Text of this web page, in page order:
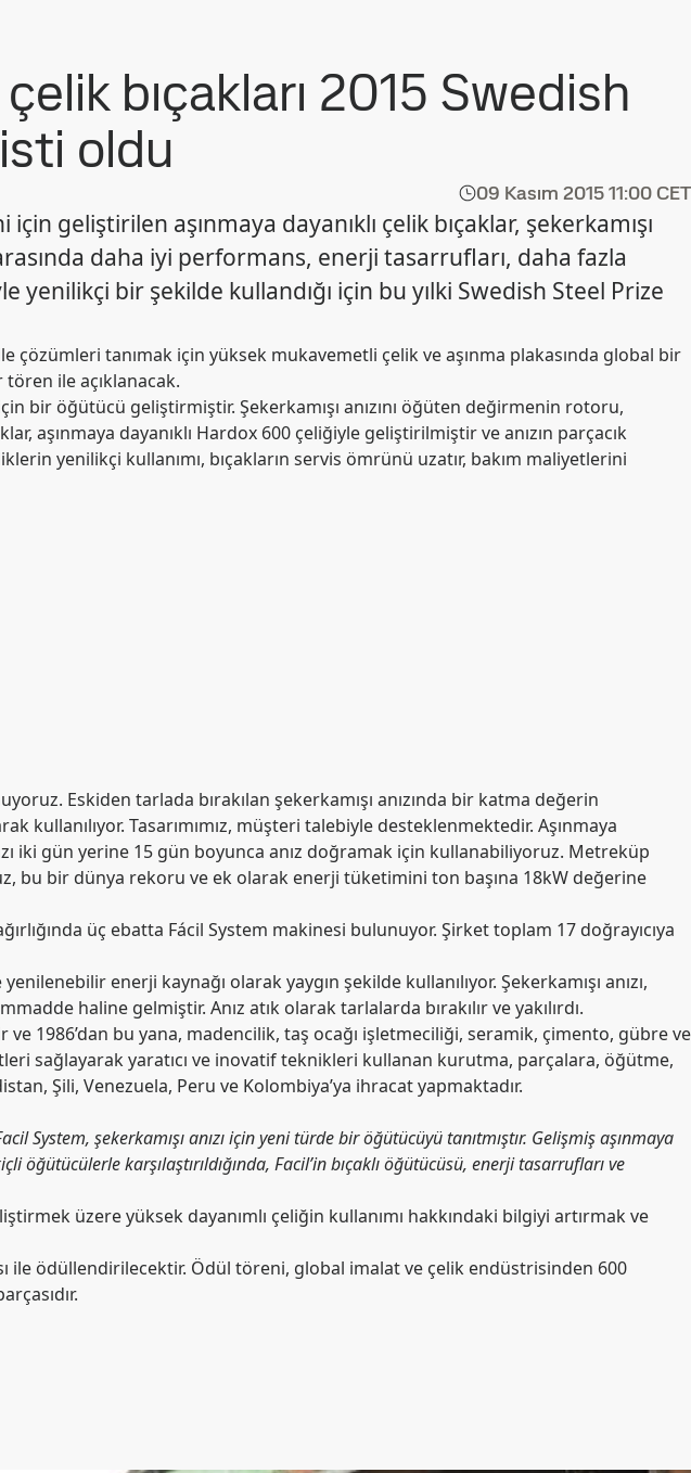
bıçakları 2015 Swedish
oldu
09 Kasım 201511:00 CET
geliştirilen aşınmaya dayanıklı çelik bıçaklar, şekerkamışı
daha iyi performans, enerji tasarrufları, daha fazla
bir şekilde kullandığı için bu yılki Swedish Steel Prize
çözümleri tanımak için yüksek mukavemetli çelik ve aşınma plakasında global bir
tören ile açıklanacak.
bir öğütücü geliştirmiştir. Şekerkamışı anızını öğüten değirmenin rotoru,
aşınmaya dayanıklı Hardox 600 çeliğiyle geliştirilmiştir ve anızın parçacık
yenilikçi kullanımı, bıçakların servis ömrünü uzatır, bakım maliyetlerini
Eskiden tarlada bırakılan şekerkamışı anızında bir katma değerin
kullanılıyor. Tasarımımız, müşteri talebiyle desteklenmektedir. Aşınmaya
iki gün yerine 15 gün boyunca anız doğramak için kullanabiliyoruz. Metreküp
bu bir dünya rekoru ve ek olarak enerji tüketimini ton başına 18kW değerine
üç ebatta Fácil System makinesi bulunuyor. Şirket toplam 17 doğrayıcıya
enerji kaynağı olarak yaygın şekilde kullanılıyor. Şekerkamışı anızı,
haline gelmiştir. Anız atık olarak tarlalarda bırakılır ve yakılırdı.
1986’dan bu yana, madencilik, taş ocağı işletmeciliği, seramik, çimento, gübre ve
sağlayarak yaratıcı ve inovatif teknikleri kullanan kurutma, parçalara, öğütme,
Şili, Venezuela, Peru ve Kolombiya’ya ihracat yapmaktadır.
şekerkamışı anızı için yeni türde bir öğütücüyü tanıtmıştır. Gelişmiş aşınmaya
karşılaştırıldığında, Facil’in bıçaklı öğütücüsü, enerji tasarrufları ve
üzere yüksek dayanımlı çeliğin kullanımı hakkındaki bilgiyi artırmak ve
ile ödüllendirilecektir. Ödül töreni, global imalat ve çelik endüstrisinden 600